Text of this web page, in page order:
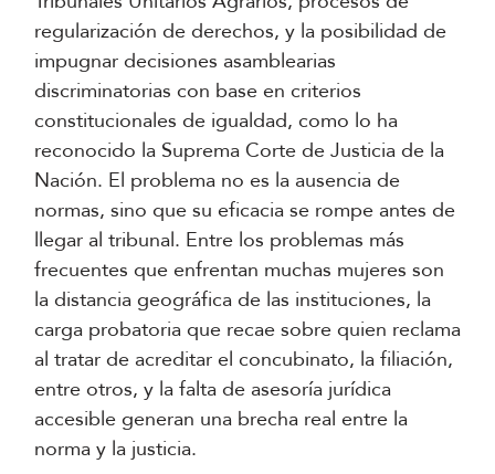
regularización de derechos, y la posibilidad de
impugnar decisiones asamblearias
discriminatorias con base en criterios
constitucionales de igualdad, como lo ha
reconocido la Suprema Corte de Justicia de la
Nación. El problema no es la ausencia de
normas, sino que su eficacia se rompe antes de
llegar al tribunal. Entre los problemas más
frecuentes que enfrentan muchas mujeres son
la distancia geográfica de las instituciones, la
carga probatoria que recae sobre quien reclama
al tratar de acreditar el concubinato, la filiación,
entre otros, y la falta de asesoría jurídica
accesible generan una brecha real entre la
norma y la justicia.